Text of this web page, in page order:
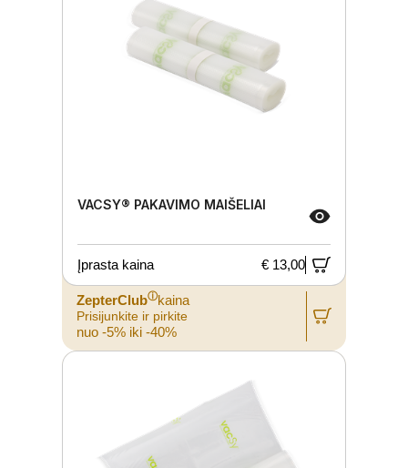
VACSY® PAKAVIMO MAIŠELIAI
Įprasta kaina € 13,00
ZepterClubⓘkaina
Prisijunkite ir pirkite
nuo -5% iki -40%